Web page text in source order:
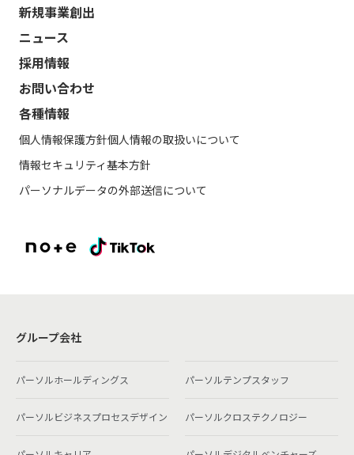
新規事業創出
ニュース
採用情報
お問い合わせ
各種情報
個人情報保護方針個人情報の取扱いについて
情報セキュリティ基本方針
パーソナルデータの外部送信について
グループ会社
パーソルホールディングス パーソルテンプスタッフ
パーソルビジネスプロセスデザイン パーソルクロステクノロジー